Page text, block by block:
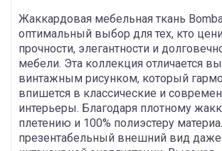
Жаккардовая мебельная ткань
оптимальный выбор для тех, кто
прочности, элегантности и
мебели. Эта коллекция отличается
винтажным рисунком, который
впишется в классические и
интерьеры. Благодаря плотному
плетению и 100% полиэстеру
презентабельный внешний вид